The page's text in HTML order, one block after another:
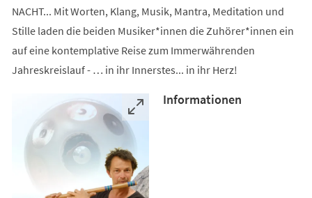
NACHT... Mit Worten, Klang, Musik, Mantra, Meditation und
Stille laden die beiden Musiker*innen die Zuhörer*innen ein
auf eine kontemplative Reise zum Immerwährenden
Jahreskreislauf - … in ihr Innerstes... in ihr Herz!
Informationen